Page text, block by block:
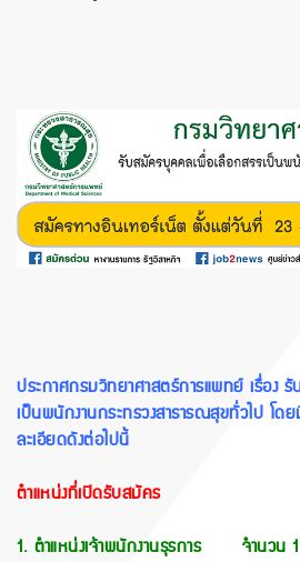
ประกาศกรมวิทยาศาสตร์การแพทย์ เรื่อง
เป็นพนักงานกระทรวงสาธารณสุขทั่วไป โด
ละเอียดดังต่อไปนี้
ตำแหน่งที่เปิดรับสมัคร
1. ตำแหน่งเจ้าพนักงานธุรการ จำนวน